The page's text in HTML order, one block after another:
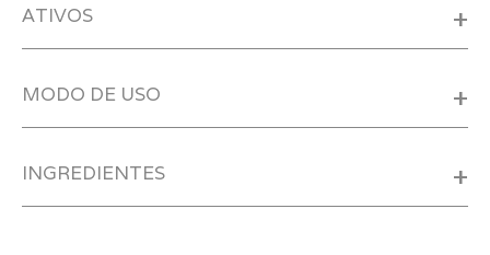
ATIVOS +
MODO DE USO +
INGREDIENTES +